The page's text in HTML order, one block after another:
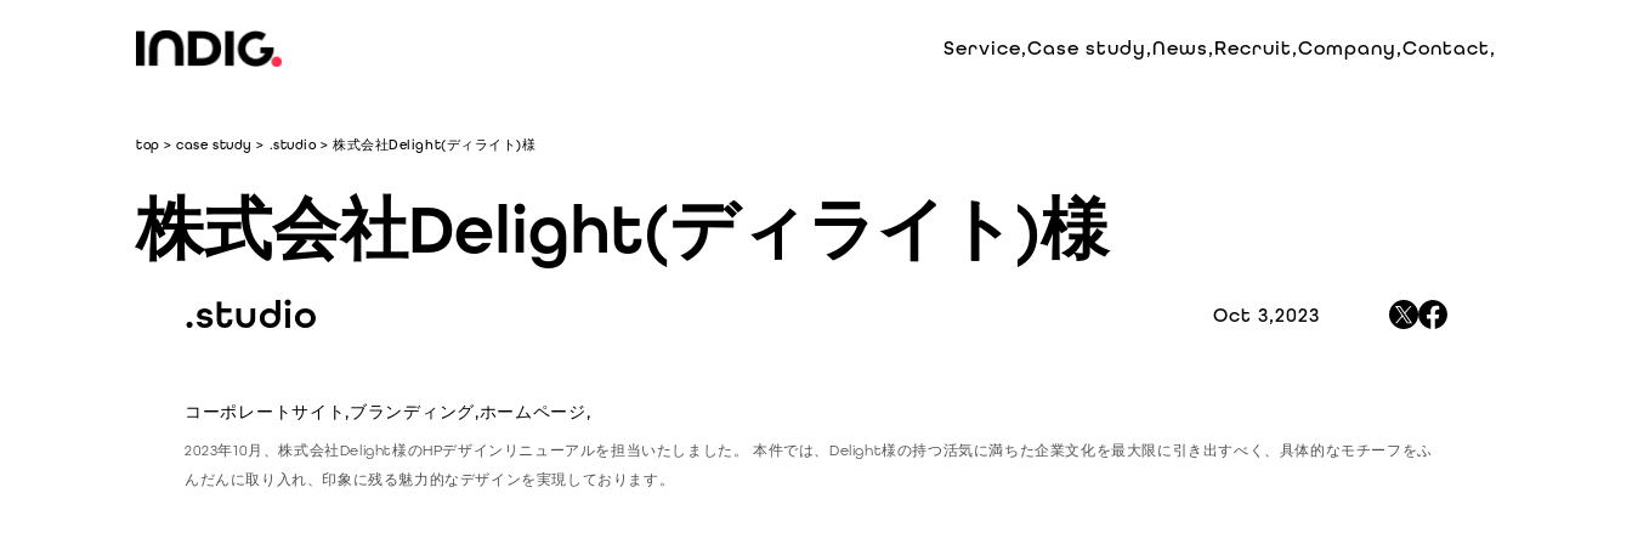
Service,Case study,News,Recruit,Company,Contact,
top > case study > .studio > 株式会社Delight(ディライト)様
株式会社Delight(ディライト)様
.studio Oct 3,2023
コーポレートサイト,ブランディング,ホームページ,
2023年10月、株式会社Delight様のHPデザインリニューアルを担当いたしました。 本件では、Delight様の持つ活気に満ちた企業文化を最大限に引き出すべく、具体的なモチーフをふ
んだんに取り入れ、印象に残る魅力的なデザインを実現しております。